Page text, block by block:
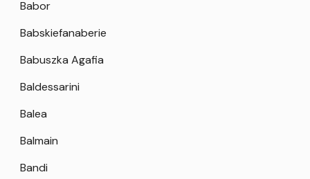
Babor
Babskiefanaberie
Babuszka Agafia
Baldessarini
Balea
Balmain
Bandi